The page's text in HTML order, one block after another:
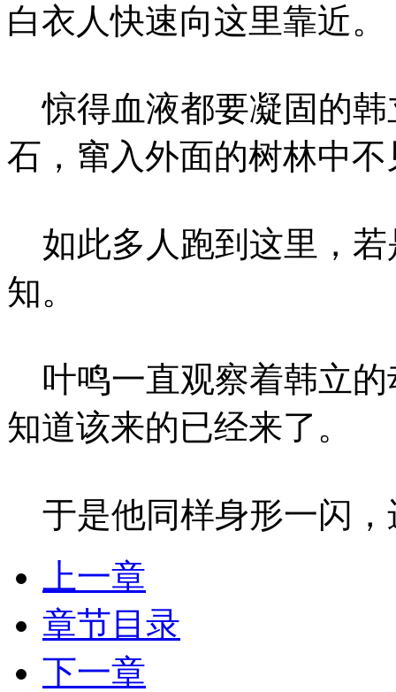
白衣人快速向这里靠近。
惊得血液都要凝固的韩
石，窜入外面的树林中
如此多人跑到这里，若
知。
叶鸣一直观察着韩立的
知道该来的已经来了。
于是他同样身形一闪，
上一章
章节目录
下一章